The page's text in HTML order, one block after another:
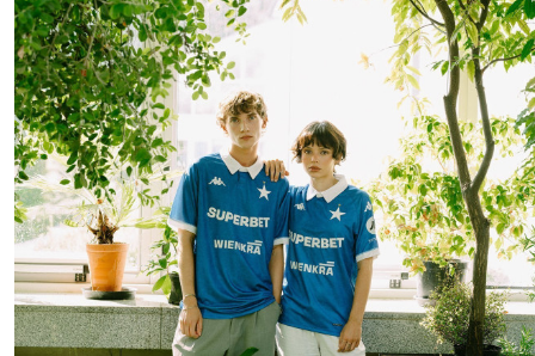
Wisła Krakau 26-27: Drittes Trikot vorgestellt
8 2 0 201 6 Std.